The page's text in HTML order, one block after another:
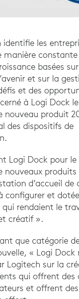
identifie les
manière constante
basées
et sur la
et des
à Logi Dock
nouveau produit
des dispositifs de
Logi Dock pour le
nouveaux produits
d’accueil de
configurer et
rendaient le
créatif ».
que catégorie
« Logi Dock
Logitech sur la
qui offrent des
et offrent des